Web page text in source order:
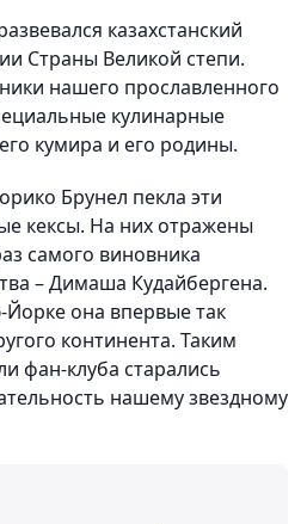
казахстанский
Страны Великой степи.
нашего прославленного
кулинарные
кумира и его родины.
Брунел пекла эти
кексы. На них отражены
самого виновника
– Димаша Кудайбергена.
она впервые так
континента. Таким
фан-клуба старались
нашему звездному